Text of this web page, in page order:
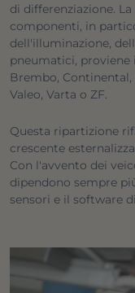
di differenziazione.
componenti, in
dell'illuminazione,
pneumatici, proviene
Brembo, Continental,
Valeo, Varta o ZF.
Questa ripartizione
crescente
Con l'avvento dei
dipendono sempre
sensori e il software